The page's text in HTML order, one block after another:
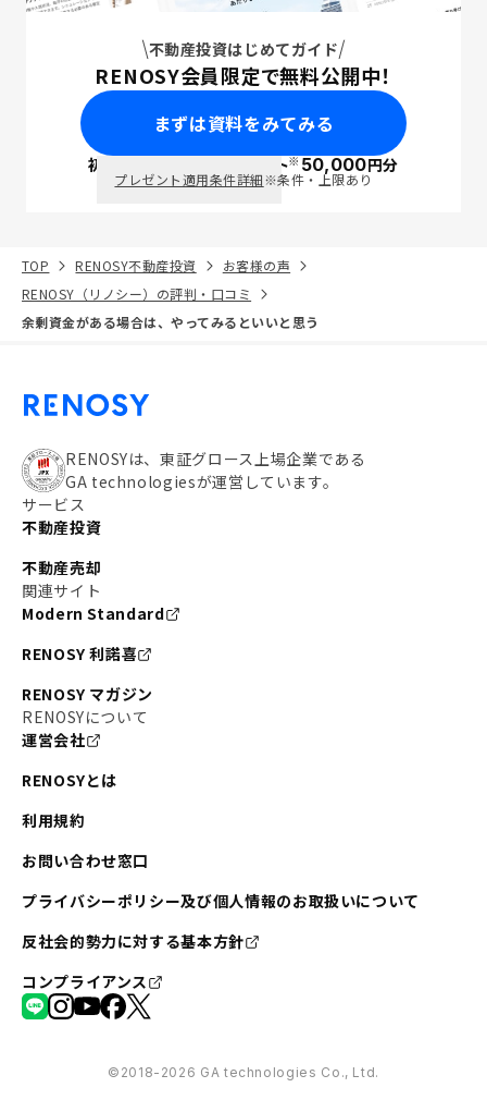
不動産投資はじめてガイド
RENOSY会員限定で無料公開中！
まずは資料をみてみる
初回面談で ポイント※50,000円分
プレゼント適用条件詳細※条件・上限あり
TOP RENOSY不動産投資
お客様の声
RENOSY（リノシー）の評判・口コミ
余剰資金がある場合は、やってみるといいと思う
RENOSYは、東証グロース上場企業である
GA technologiesが運営しています。
サービス
不動産投資
不動産売却
関連サイト
Modern Standard
RENOSY 利諾喜
RENOSY マガジン
RENOSYについて
運営会社
RENOSYとは
利用規約
お問い合わせ窓口
プライバシーポリシー及び個人情報のお取扱いについて
反社会的勢力に対する基本方針
コンプライアンス
©︎2018-2026 GA technologies Co., Ltd.